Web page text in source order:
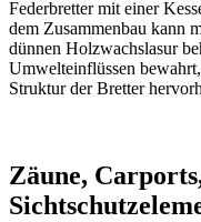
Federbretter mit einer
dem Zusammenbau kann
dünnen Holzwachslasur
Umwelteinflüssen
Struktur der Bretter
Zäune,